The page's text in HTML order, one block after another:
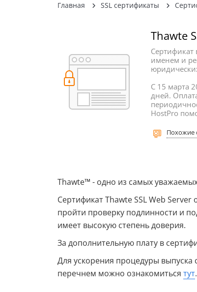
Главная SSL сертификаты
Thawte
именем и
С 15 марта
дней.
HostPro
Похожие
Thawte™ - одно из самых
Сертификат Thawte SSL Web
пройти проверку подлинности и
имеет высокую степень доверия.
За дополнительную плату в
Для ускорения процедуры
перечнем можно ознакомиться тут.